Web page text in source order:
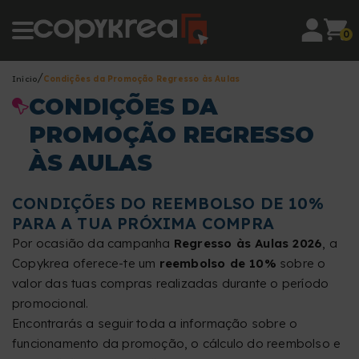
0
Início Condições da Promoção Regresso às Aulas
CONDIÇÕES DA
PROMOÇÃO REGRESSO
ÀS AULAS
CONDIÇÕES DO REEMBOLSO DE 10%
PARA A TUA PRÓXIMA COMPRA
Por ocasião da campanha Regresso às Aulas 2026, a
Copykrea oferece-te um reembolso de 10% sobre o
valor das tuas compras realizadas durante o período
promocional.
Encontrarás a seguir toda a informação sobre o
funcionamento da promoção, o cálculo do reembolso e